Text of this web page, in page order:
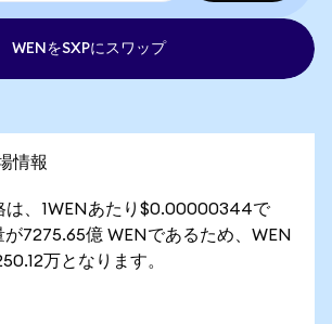
WENをSXPにスワップ
情報
は、1WENあたり$0.00000344で
7275.65億 WENであるため、WEN
万となります。